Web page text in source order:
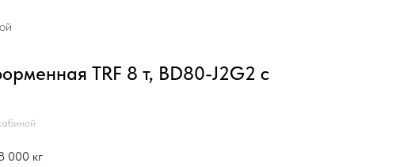
TRF 8 т, BD80-J2G2 с
000 кг